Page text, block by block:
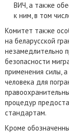
ВИЧ, а также
к ним, в том
Комитет также
на беларусской
незамедлительно
безопасности
применения силы,
человека для
процедур
стандартам.
Кроме